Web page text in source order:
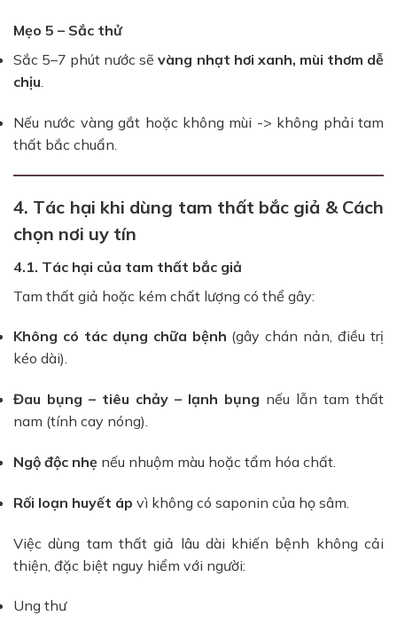
Mẹo 5 – Sắc thử
Sắc 5–7 phút nước sẽvàng nhạt hơi xanh, mùi thơm dễ
chịu.
Nếu nước vàng gắt hoặc không mùi -> không phải tam
thất bắc chuẩn.
4. Tác hại khi dùng tam thất bắc giả & Cách
chọn nơi uy tín
4.1. Tác hại của tam thất bắc giả
Tam thất giả hoặc kém chất lượng có thể gây:
Không có tác dụng chữa bệnh (gây chán nản, điều trị
kéo dài).
Đau bụng – tiêu chảy – lạnh bụng nếu lẫn tam thất
nam (tính cay nóng).
Ngộ độc nhẹ nếu nhuộm màu hoặc tẩm hóa chất.
Rối loạn huyết áp vì không có saponin của họ sâm.
Việc dùng tam thất giả lâu dài khiến bệnh không cải
thiện, đặc biệt nguy hiểm với người:
Ung thư